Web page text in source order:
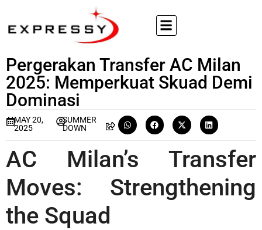
Pergerakan Transfer AC Milan
2025: Memperkuat Skuad Demi
Dominasi
MAY 20,
2025
SUMMER
DOWN
AC Milan’s Transfer
Moves: Strengthening
the Squad